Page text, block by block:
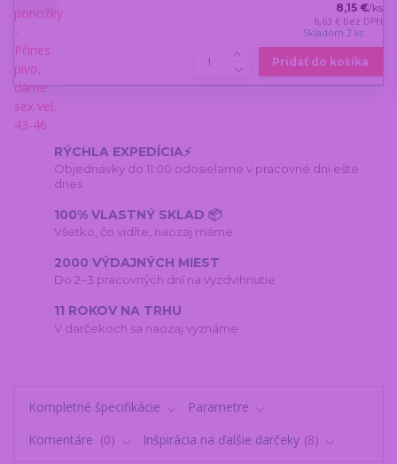
8,15 €/ks
6,63 € bez DPH
Skladom 2 ks
Pridať do košíka
RÝCHLA EXPEDÍCIA⚡
Objednávky do 11:00 odosielame v pracovné dni ešte
dnes
100% VLASTNÝ SKLAD 📦
Všetko, čo vidíte, naozaj máme
2000 VÝDAJNÝCH MIEST
Do 2–3 pracovných dní na vyzdvihnutie
11 ROKOV NA TRHU
V darčekoch sa naozaj vyznáme
Kompletné špecifikácie
Parametre
Komentáre
0 Inšpirácia na ďalšie darčeky 8